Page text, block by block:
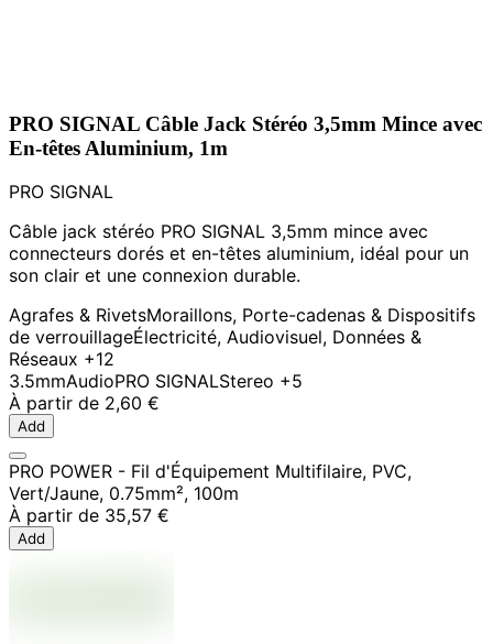
PRO SIGNAL Câble Jack Stéréo 3,5mm Mince avec
En-têtes Aluminium, 1m
PRO SIGNAL
Câble jack stéréo PRO SIGNAL 3,5mm mince avec
connecteurs dorés et en-têtes aluminium, idéal pour un
son clair et une connexion durable.
Agrafes & RivetsMoraillons, Porte-cadenas & Dispositifs
de verrouillageÉlectricité, Audiovisuel, Données &
Réseaux +12
3.5mmAudioPRO SIGNALStereo +5
À partir de 2,60 €
Add
PRO POWER - Fil d'Équipement Multifilaire, PVC,
Vert/Jaune, 0.75mm², 100m
À partir de 35,57 €
Add